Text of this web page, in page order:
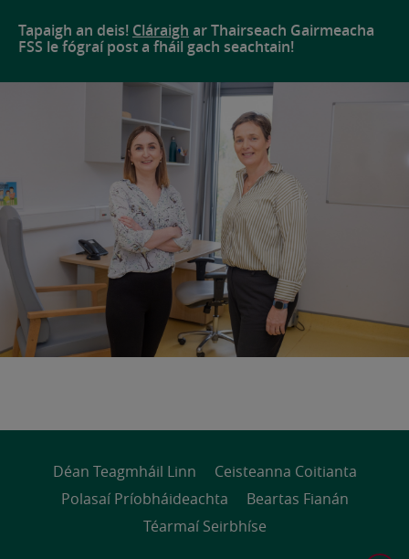
Tapaigh an deis! Cláraigh ar Thairseach Gairmeacha
FSS le fógraí post a fháil gach seachtain!
Déan Teagmháil Linn
Ceisteanna Coitianta
Polasaí Príobháideachta
Beartas Fianán
Téarmaí Seirbhíse